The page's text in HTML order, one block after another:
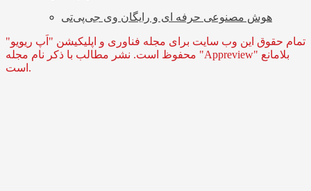
هوش مصنوعی حرفه ای و رایگان وی جی‌پی‌تی
تمام حقوق این وب سایت برای مجله فناوری و اپلیکیشن "اَپ ریویو"
محفوظ است. نشر مطالب با ذکر نام مجله "Appreview" بلامانع
است.